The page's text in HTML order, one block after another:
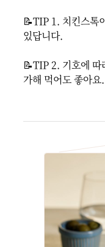
📝TIP 1. 치킨스톡
있답니다.
📝TIP 2. 기호에 따
가해 먹어도 좋아요.